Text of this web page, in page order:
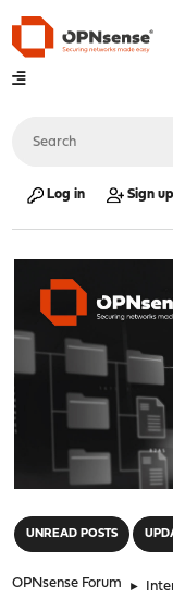
Log in Sign up
UNREAD POSTS
OPNsense Forum ►